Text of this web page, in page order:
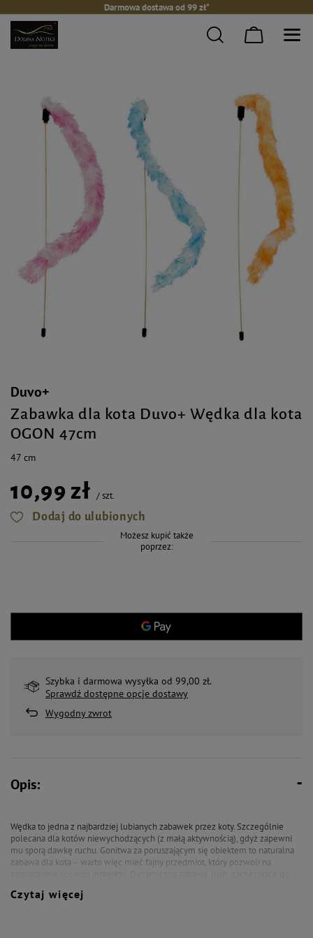
Darmowa dostawa od 99 zł*
Duvo+
Zabawka dla kota Duvo+ Wędka dla kota
OGON 47cm
47 cm
10,99 zł /szt.
Dodaj do ulubionych
Możesz kupić także
poprzez:
Szybka i darmowa wysyłka od 99,00 zł.
Sprawdź dostępne opcje dostawy
Wygodny zwrot
Opis:
Wędka to jedna z najbardziej lubianych zabawek przez koty. Szczególnie
polecana dla kotów niewychodzących (z małą aktywnością), gdyż zapewni
mu sporą dawkę ruchu. Gonitwa za poruszającym się obiektem to naturalna
zabawa dla kota – warto więc mieć fajny przedmiot, który pozwoli na
atuty tego gadżetu, który z pewnością skradnie serce Twojego pupila!
Czytaj więcej